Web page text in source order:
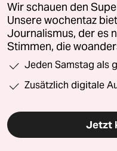
Wir schauen den
Unsere wochentaz
Journalismus, der es
Stimmen, die
Jeden Samstag als
Zusätzlich digitale
Jetzt